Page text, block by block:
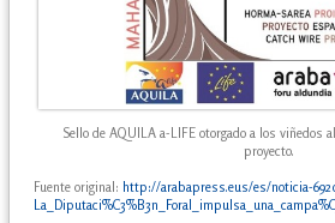
Sello de AQUILA a-LIFE otorgado a los viñedos
proyecto.
Fuente original: http://arabapress.eus/es/noticia-